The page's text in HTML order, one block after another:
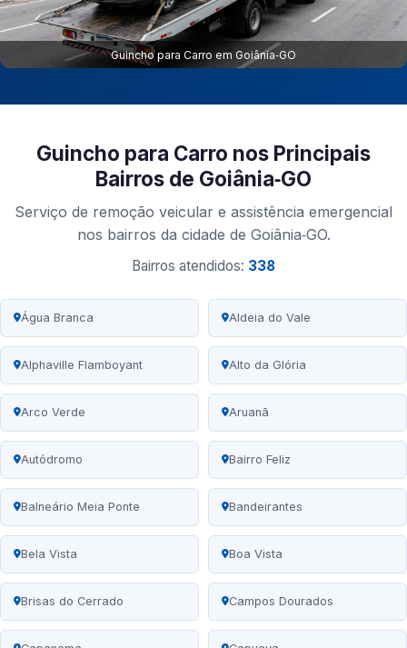
Guincho para Carro em Goiânia‑GO
Guincho para Carro nos Principais
Bairros de Goiânia‑GO
Serviço de remoção veicular e assistência emergencial
nos bairros da cidade de Goiânia‑GO.
Bairros atendidos: 338
Água Branca Aldeia do Vale
Alphaville Flamboyant Alto da Glória
Arco Verde Aruanã
Autódromo Bairro Feliz
Balneário Meia Ponte Bandeirantes
Bela Vista Boa Vista
Brisas do Cerrado Campos Dourados